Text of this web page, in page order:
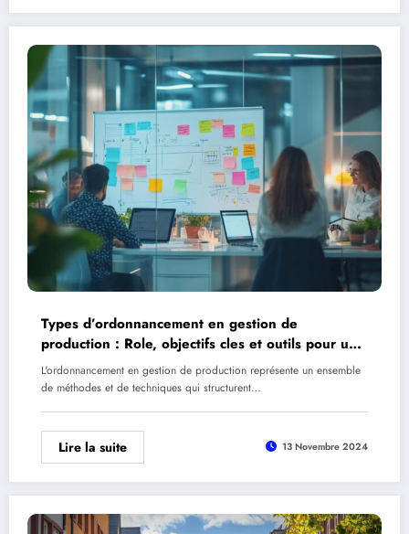
Types d’ordonnancement en gestion de
production : Role, objectifs cles et outils pour une
planification efficace
L'ordonnancement en gestion de production représente un ensemble
de méthodes et de techniques qui structurent…
Lire la suite 13 Novembre 2024